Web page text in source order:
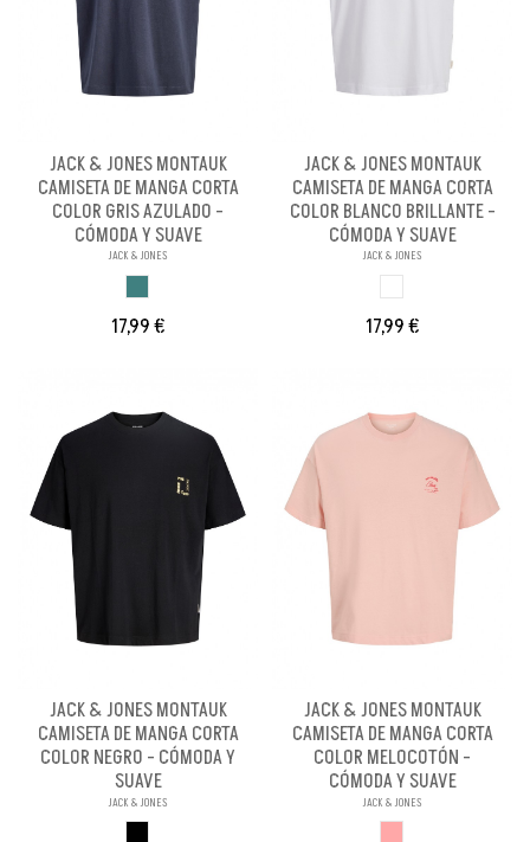
JACK & JONES MONTAUK
CAMISETA DE MANGA CORTA
COLOR GRIS AZULADO -
CÓMODA Y SUAVE
JACK & JONES
17,99 €
JACK & JONES MONTAUK
CAMISETA DE MANGA CORTA
COLOR BLANCO BRILLANTE -
CÓMODA Y SUAVE
JACK & JONES
17,99 €
JACK & JONES MONTAUK
CAMISETA DE MANGA CORTA
COLOR NEGRO - CÓMODA Y
SUAVE
JACK & JONES
JACK & JONES MONTAUK
CAMISETA DE MANGA CORTA
COLOR MELOCOTÓN -
CÓMODA Y SUAVE
JACK & JONES